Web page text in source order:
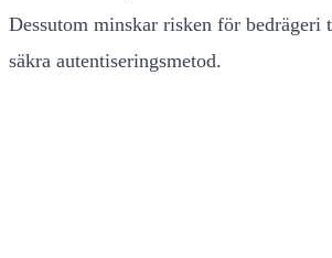
Dessutom minskar risken för bedrägeri
säkra autentiseringsmetod.